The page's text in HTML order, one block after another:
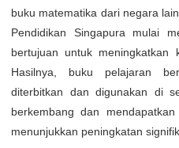
buku matematika dari negara
Pendidikan Singapura mulai
bertujuan untuk meningkatkan
Hasilnya, buku pelajaran
diterbitkan dan digunakan di
berkembang dan
menunjukkan peningkatan